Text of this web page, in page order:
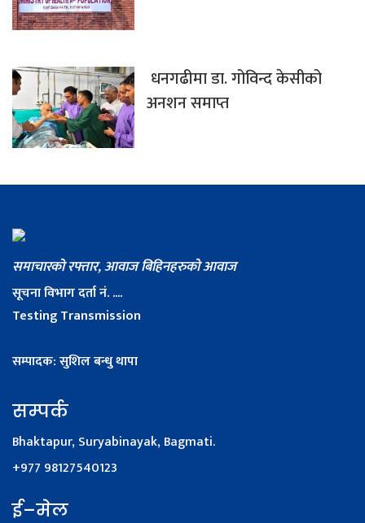
धनगढीमा डा. गोविन्द केसीको
अनशन समाप्त
समाचारको रफ्तार, आवाज बिहिनहरुको आवाज
सूचना विभाग दर्ता नं. ....
Testing Transmission
सम्पादक: सुशिल बन्धु थापा
सम्पर्क
Bhaktapur, Suryabinayak, Bagmati.
+977 98127540123
ई–मेल